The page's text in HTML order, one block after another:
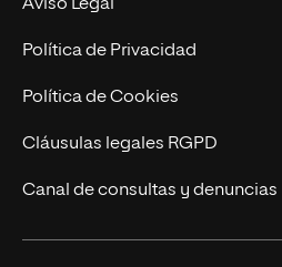
Marketing y Comunicación
Ingeniería
Diseño
Ciencias de la Salud
Aviso Legal
Política de Privacidad
Política de Cookies
Cláusulas legales RGPD
Canal de consultas y denuncias